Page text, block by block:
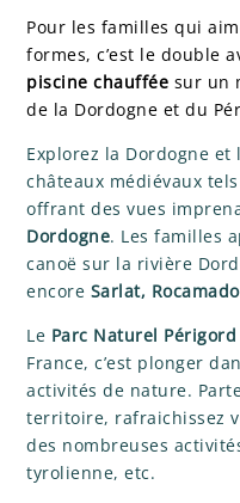
Pour les familles qui
formes, c’est le double
piscine chauffée sur un
de la Dordogne et du
Explorez la Dordogne et
châteaux médiévaux
offrant des vues
Dordogne. Les familles
canoë sur la rivière
encore Sarlat,
Le Parc Naturel
France, c’est plonger
activités de nature.
territoire, rafraichissez
des nombreuses
tyrolienne, etc.